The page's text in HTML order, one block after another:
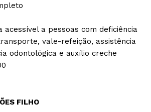
acessível a pessoas com deficiência
vale-refeição, assistência
odontológica e auxílio creche
FILHO